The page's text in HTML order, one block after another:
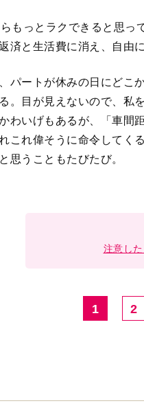
もっとラクできると思
済と生活費に消え、自由
パートが休みの日にどこ
。目が見えないので、私
わいげもあるが、「車間
これ偉そうに命令してく
思うこともたびたび。
注意し
1 2